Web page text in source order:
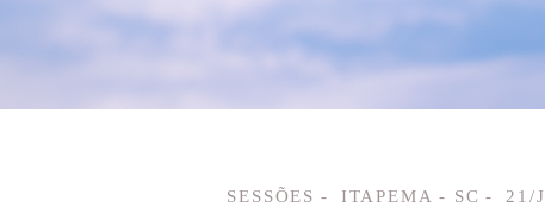
SESSÕES ITAPEMA - SC 21/